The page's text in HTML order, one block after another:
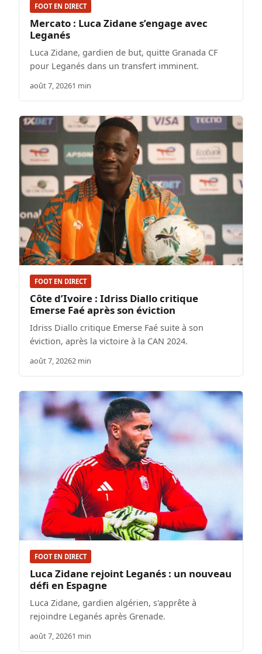
FOOT EN DIRECT
Mercato : Luca Zidane s’engage avec
Leganés
Luca Zidane, gardien de but, quitte Granada CF
pour Leganés dans un transfert imminent.
août 7, 20261 min
FOOT EN DIRECT
Côte d’Ivoire : Idriss Diallo critique
Emerse Faé après son éviction
Idriss Diallo critique Emerse Faé suite à son
éviction, après la victoire à la CAN 2024.
août 7, 20262 min
FOOT EN DIRECT
Luca Zidane rejoint Leganés : un nouveau
défi en Espagne
Luca Zidane, gardien algérien, s'apprête à
rejoindre Leganés après Grenade.
août 7, 20261 min